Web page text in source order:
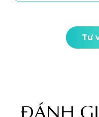
Tư
ĐÁNH